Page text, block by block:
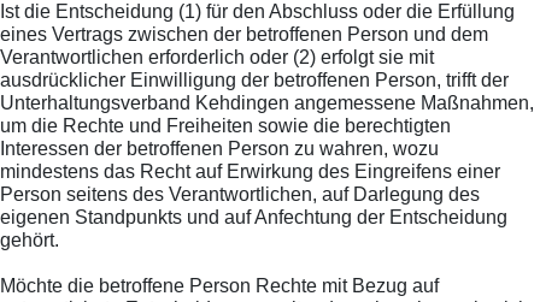
Ist die Entscheidung (1) für den Abschluss oder die Erfüllung
eines Vertrags zwischen der betroffenen Person und dem
Verantwortlichen erforderlich oder (2) erfolgt sie mit
ausdrücklicher Einwilligung der betroffenen Person, trifft der
Unterhaltungsverband Kehdingen angemessene Maßnahmen,
um die Rechte und Freiheiten sowie die berechtigten
Interessen der betroffenen Person zu wahren, wozu
mindestens das Recht auf Erwirkung des Eingreifens einer
Person seitens des Verantwortlichen, auf Darlegung des
eigenen Standpunkts und auf Anfechtung der Entscheidung
gehört.
Möchte die betroffene Person Rechte mit Bezug auf